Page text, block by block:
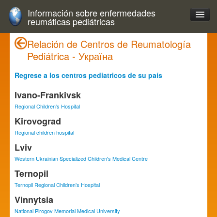
Información sobre enfermedades
reumáticas pediátricas
Relación de Centros de Reumatología
Pediátrica - Україна
Regrese a los centros pediatricos de su país
Ivano-Frankivsk
Regional Children's Hospital
Kirovograd
Regional children hospital
Lviv
Western Ukrainian Specialized Children's Medical Centre
Ternopil
Ternopil Regional Children's Hospital
Vinnytsia
National Pirogov Memorial Medical University